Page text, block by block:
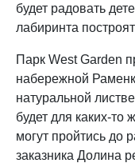
будет радовать
лабиринта
Парк West Garden
набережной
натуральной
будет для каких-то
могут пройтись до
заказника Долина